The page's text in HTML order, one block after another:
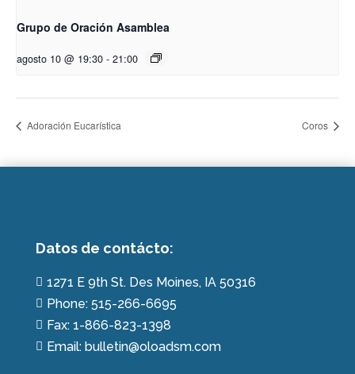
Grupo de Oración Asamblea
agosto 10 @ 19:30 - 21:00
Adoración Eucarística Coros
Datos de contácto:
 1271 E 9th St. Des Moines, IA 50316
 Phone: 515-266-6695
 Fax: 1-866-823-1398
 Email: bulletin@oloadsm.com